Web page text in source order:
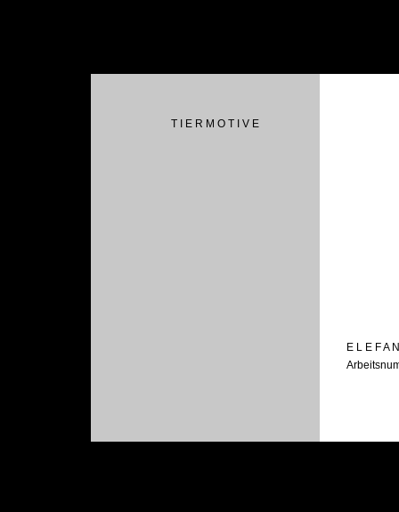
T I E R M O T I V E
E L E F A